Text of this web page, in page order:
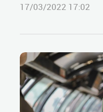
17/03/2022 17:02